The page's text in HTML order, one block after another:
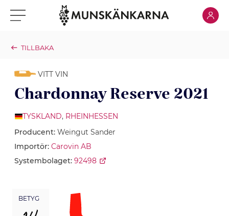
Klicka för meny Klicka
TILLBAKA
VITT VIN
Chardonnay Reserve 2021
TYSKLAND, RHEINHESSEN
Producent: Weingut Sander
Importör: Carovin AB
Systembolaget: 92498
BETYG